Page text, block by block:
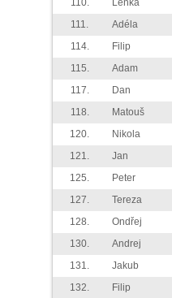
110.
Lenka
111.
Adéla
114.
Filip
115.
Adam
117.
Dan
118.
Matouš
120.
Nikola
121.
Jan
125.
Peter
127.
Tereza
128.
Ondřej
130.
Andrej
131.
Jakub
132.
Filip